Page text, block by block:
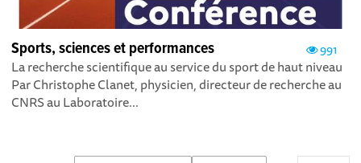
991
Sports, sciences et performances
La recherche scientifique au service du sport de haut niveau
Par Christophe Clanet, physicien, directeur de recherche au
CNRS au Laboratoire...